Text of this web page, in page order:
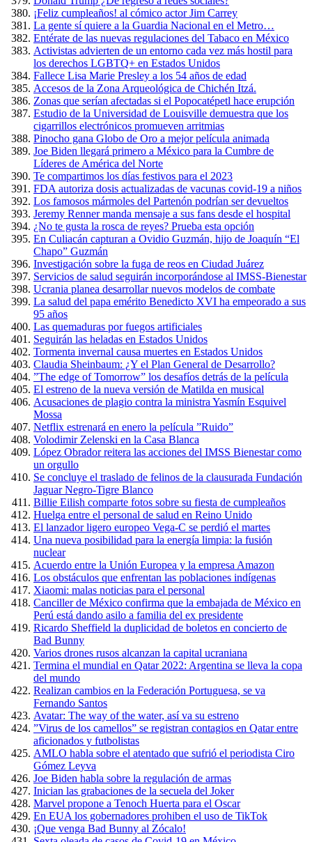
¡Feliz cumpleaños! al cómico actor Jim Carrey
La gente sí quiere a la Guardia Nacional en el Metro…
Entérate de las nuevas regulaciones del Tabaco en México
Activistas advierten de un entorno cada vez más hostil para
los derechos LGBTQ+ en Estados Unidos
Fallece Lisa Marie Presley a los 54 años de edad
Accesos de la Zona Arqueológica de Chichén Itzá.
Zonas que serían afectadas si el Popocatépetl hace erupción
Estudio de la Universidad de Louisville demuestra que los
cigarrillos electrónicos promueven arritmias
Pinocho gana Globo de Oro a mejor película animada
Joe Biden llegará primero a México para la Cumbre de
Líderes de América del Norte
Te compartimos los días festivos para el 2023
FDA autoriza dosis actualizadas de vacunas covid-19 a niños
Los famosos mármoles del Partenón podrían ser devueltos
Jeremy Renner manda mensaje a sus fans desde el hospital
¿No te gusta la rosca de reyes? Prueba esta opción
En Culiacán capturan a Ovidio Guzmán, hijo de Joaquín “El
Chapo” Guzmán
Investigación sobre la fuga de reos en Ciudad Juárez
Servicios de salud seguirán incorporándose al IMSS-Bienestar
Ucrania planea desarrollar nuevos modelos de combate
La salud del papa emérito Benedicto XVI ha empeorado a sus
95 años
Las quemaduras por fuegos artificiales
Seguirán las heladas en Estados Unidos
Tormenta invernal causa muertes en Estados Unidos
Claudia Sheinbaum: ¿Y el Plan General de Desarrollo?
”The edge of Tomorrow” los desafíos detrás de la película
El estreno de la nueva versión de Matilda en musical
Acusaciones de plagio contra la ministra Yasmín Esquivel
Mossa
Netflix estrenará en enero la película ”Ruido”
Volodimir Zelenski en la Casa Blanca
López Obrador reitera las acciones del IMSS Bienestar como
un orgullo
Se concluye el traslado de felinos de la clausurada Fundación
Jaguar Negro-Tigre Blanco
Billie Eilish comparte fotos sobre su fiesta de cumpleaños
Huelga entre el personal de salud en Reino Unido
El lanzador ligero europeo Vega-C se perdió el martes
Una nueva posibilidad para la energía limpia: la fusión
nuclear
Acuerdo entre la Unión Europea y la empresa Amazon
Los obstáculos que enfrentan las poblaciones indígenas
Xiaomi: malas noticias para el personal
Canciller de México confirma que la embajada de México en
Perú está dando asilo a familia del ex presidente
Ricardo Sheffield la duplicidad de boletos en concierto de
Bad Bunny
Varios drones rusos alcanzan la capital ucraniana
Termina el mundial en Qatar 2022: Argentina se lleva la copa
del mundo
Realizan cambios en la Federación Portuguesa, se va
Fernando Santos
Avatar: The way of the water, así va su estreno
”Virus de los camellos” se registran contagios en Qatar entre
aficionados y futbolistas
AMLO habla sobre el atentado que sufrió el periodista Ciro
Gómez Leyva
Joe Biden habla sobre la regulación de armas
Inician las grabaciones de la secuela del Joker
Marvel propone a Tenoch Huerta para el Oscar
En EUA los gobernadores prohiben el uso de TikTok
¡Que venga Bad Bunny al Zócalo!